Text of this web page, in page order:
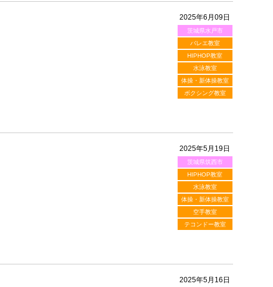
2025年6月09日
茨城県水戸市
バレエ教室
HIPHOP教室
水泳教室
体操・新体操教室
ボクシング教室
2025年5月19日
茨城県筑西市
HIPHOP教室
水泳教室
体操・新体操教室
空手教室
テコンドー教室
2025年5月16日